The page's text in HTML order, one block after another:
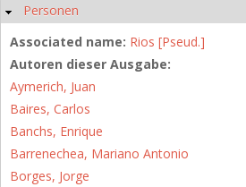
Ausblenden
Personen
Associated name: Rios [Pseud.]
Autoren dieser Ausgabe:
Aymerich, Juan
Baires, Carlos
Banchs, Enrique
Barrenechea, Mariano Antonio
Borges, Jorge